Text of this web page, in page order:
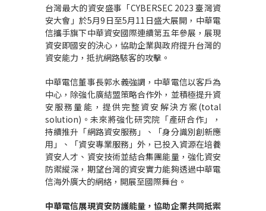
台灣最大的資安盛事「CYBERSEC 2023臺灣資
安大會」於5月9 日至5月11 日盛大展開，中華電
信攜手旗下中華資安國際連續第五年參展，展現
資安即國安的決心，協助企業與政府提升台灣的
資安能力，抵抗網路駭客的攻擊。
中華電信董事長郭水義強調，中華電信以客戶為
中心，除強化廣結盟策略合作外，並積極提升資
安服務量能，提供完整資安解決方案(total
solution) 。未來將強化研究院「產研合作」，
持續推升「網路資安服務」、「身分識別創新應
用」、「資安專業服務」外，已投入資源在培養
資安人才、資安技術並結合集團能量，強化資安
防禦縱深，期望台灣的資安實力能夠透過中華電
信海外廣大的網絡，開展至國際舞台。
中華電信展現資安防護能量，協助企業共同抵禦